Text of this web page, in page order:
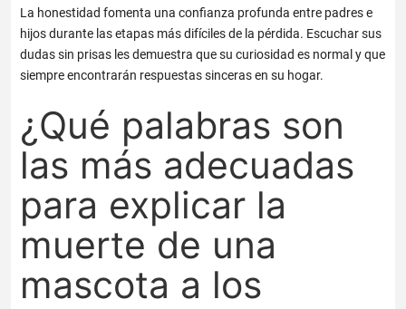
La honestidad fomenta una confianza profunda entre padres e
hijos durante las etapas más difíciles de la pérdida. Escuchar sus
dudas sin prisas les demuestra que su curiosidad es normal y que
siempre encontrarán respuestas sinceras en su hogar.
¿Qué palabras son
las más adecuadas
para explicar la
muerte de una
mascota a los